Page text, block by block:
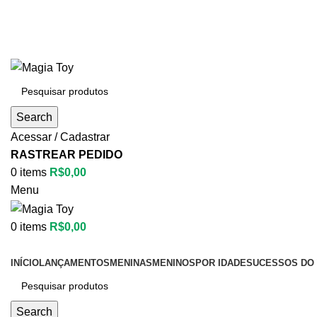
Search
Acessar / Cadastrar
RASTREAR PEDIDO
0 items R$0,00
Menu
0 items R$0,00
INÍCIOLANÇAMENTOSMENINASMENINOSPOR IDADESUCESSOS DO
Search